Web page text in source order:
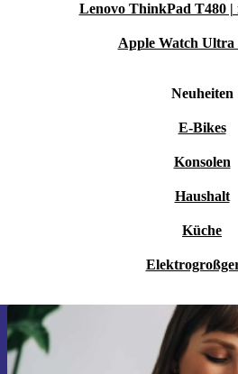
Lenovo ThinkPad T480 |
Apple Watch Ultra
Neuheiten
E-Bikes
Konsolen
Haushalt
Küche
Erstmals zum
15 € sparen!